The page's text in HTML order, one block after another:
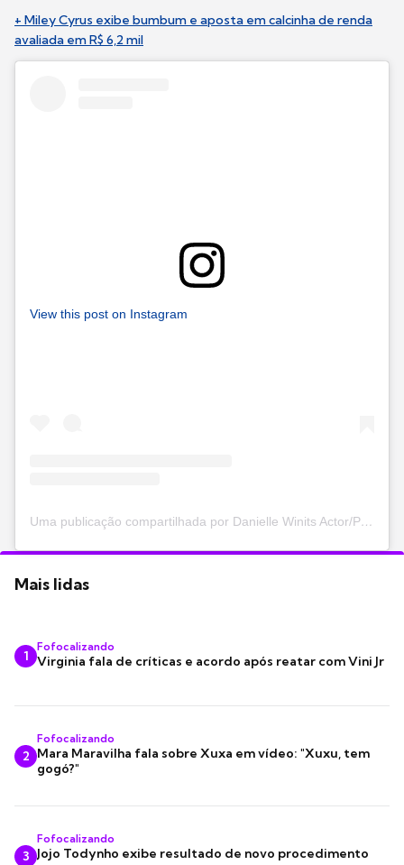
+ Miley Cyrus exibe bumbum e aposta em calcinha de renda
avaliada em R$ 6,2 mil
View this post on Instagram
Uma publicação compartilhada por Danielle Winits Actor/Producer (@lawinits)
Mais lidas
1
Fofocalizando
Virginia fala de críticas e acordo após reatar com Vini Jr
2
Fofocalizando
Mara Maravilha fala sobre Xuxa em vídeo: "Xuxu, tem
gogó?"
3
Fofocalizando
Jojo Todynho exibe resultado de novo procedimento